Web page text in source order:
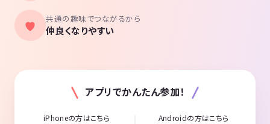
共通の趣味でつながるから
仲良くなりやすい
アプリでかんたん参加！
iPhoneの方はこちら Androidの方はこちら